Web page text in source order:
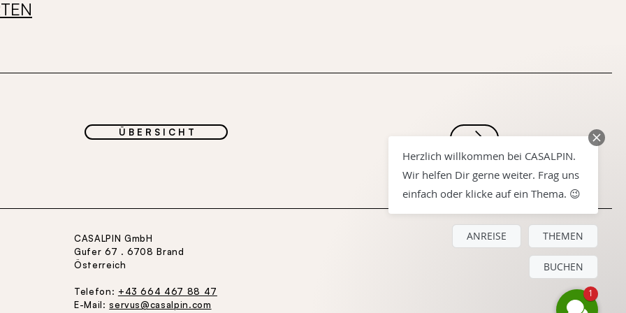
Ü B E R S I C H T
CASALPIN GmbH
Gufer 67 . 6708 Brand
Österreich
Telefon: +43 664 467 88 47
E-Mail:servus@casalpin.com
Herzlich willkommen bei CASALPIN.
Wir helfen Dir gerne weiter. Frag uns
einfach oder klicke auf ein Thema. 😉
ANREISE THEMEN
BUCHEN
1